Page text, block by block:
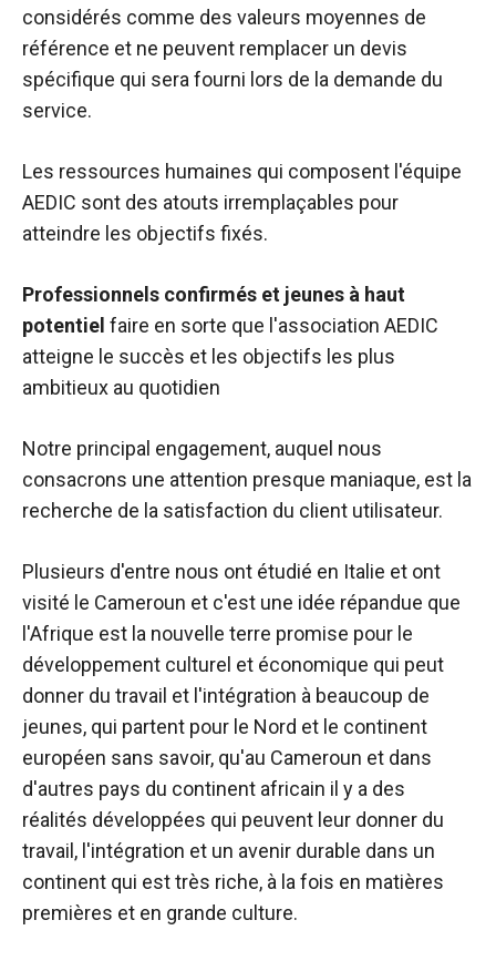
considérés comme des valeurs moyennes de
référence et ne peuvent remplacer un devis
spécifique qui sera fourni lors de la demande du
service.
Les ressources humaines qui composent l'équipe
AEDIC sont des atouts irremplaçables pour
atteindre les objectifs fixés.
Professionnels confirmés et jeunes à haut
potentiel faire en sorte que l'association AEDIC
atteigne le succès et les objectifs les plus
ambitieux au quotidien
Notre principal engagement, auquel nous
consacrons une attention presque maniaque, est la
recherche de la satisfaction du client utilisateur.
Plusieurs d'entre nous ont étudié en Italie et ont
visité le Cameroun et c'est une idée répandue que
l'Afrique est la nouvelle terre promise pour le
développement culturel et économique qui peut
donner du travail et l'intégration à beaucoup de
jeunes, qui partent pour le Nord et le continent
européen sans savoir, qu'au Cameroun et dans
d'autres pays du continent africain il y a des
réalités développées qui peuvent leur donner du
travail, l'intégration et un avenir durable dans un
continent qui est très riche, à la fois en matières
premières et en grande culture.